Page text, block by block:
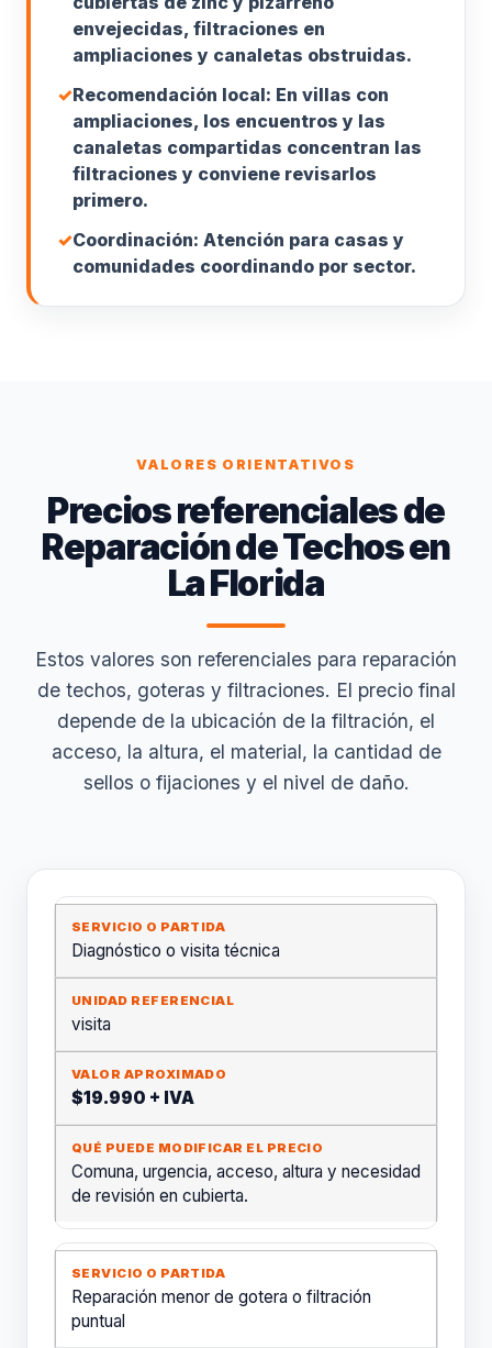
envejecidas, filtraciones en
ampliaciones y canaletas obstruidas.
✓Recomendación local: En villas con
ampliaciones, los encuentros y las
canaletas compartidas concentran las
filtraciones y conviene revisarlos
primero.
✓Coordinación: Atención para casas y
comunidades coordinando por sector.
VALORES ORIENTATIVOS
Precios referenciales de
Reparación de Techos en
La Florida
Estos valores son referenciales para reparación
de techos, goteras y filtraciones. El precio final
depende de la ubicación de la filtración, el
acceso, la altura, el material, la cantidad de
sellos o fijaciones y el nivel de daño.
Diagnóstico o visita técnica
visita
$19.990 + IVA
Comuna, urgencia, acceso, altura y necesidad
de revisión en cubierta.
Reparación menor de gotera o filtración
puntual